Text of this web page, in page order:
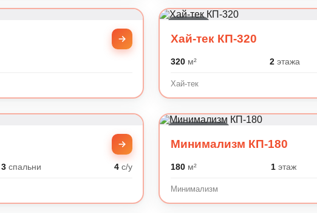
Хай-тек КП-320
320м² 2этажа
Хай-тек
3спальни 4с/у
Минимализм КП-180
180м² 1 этаж
Минимализм